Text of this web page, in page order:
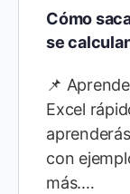
Cómo
se
📌
Excel
con
más.…